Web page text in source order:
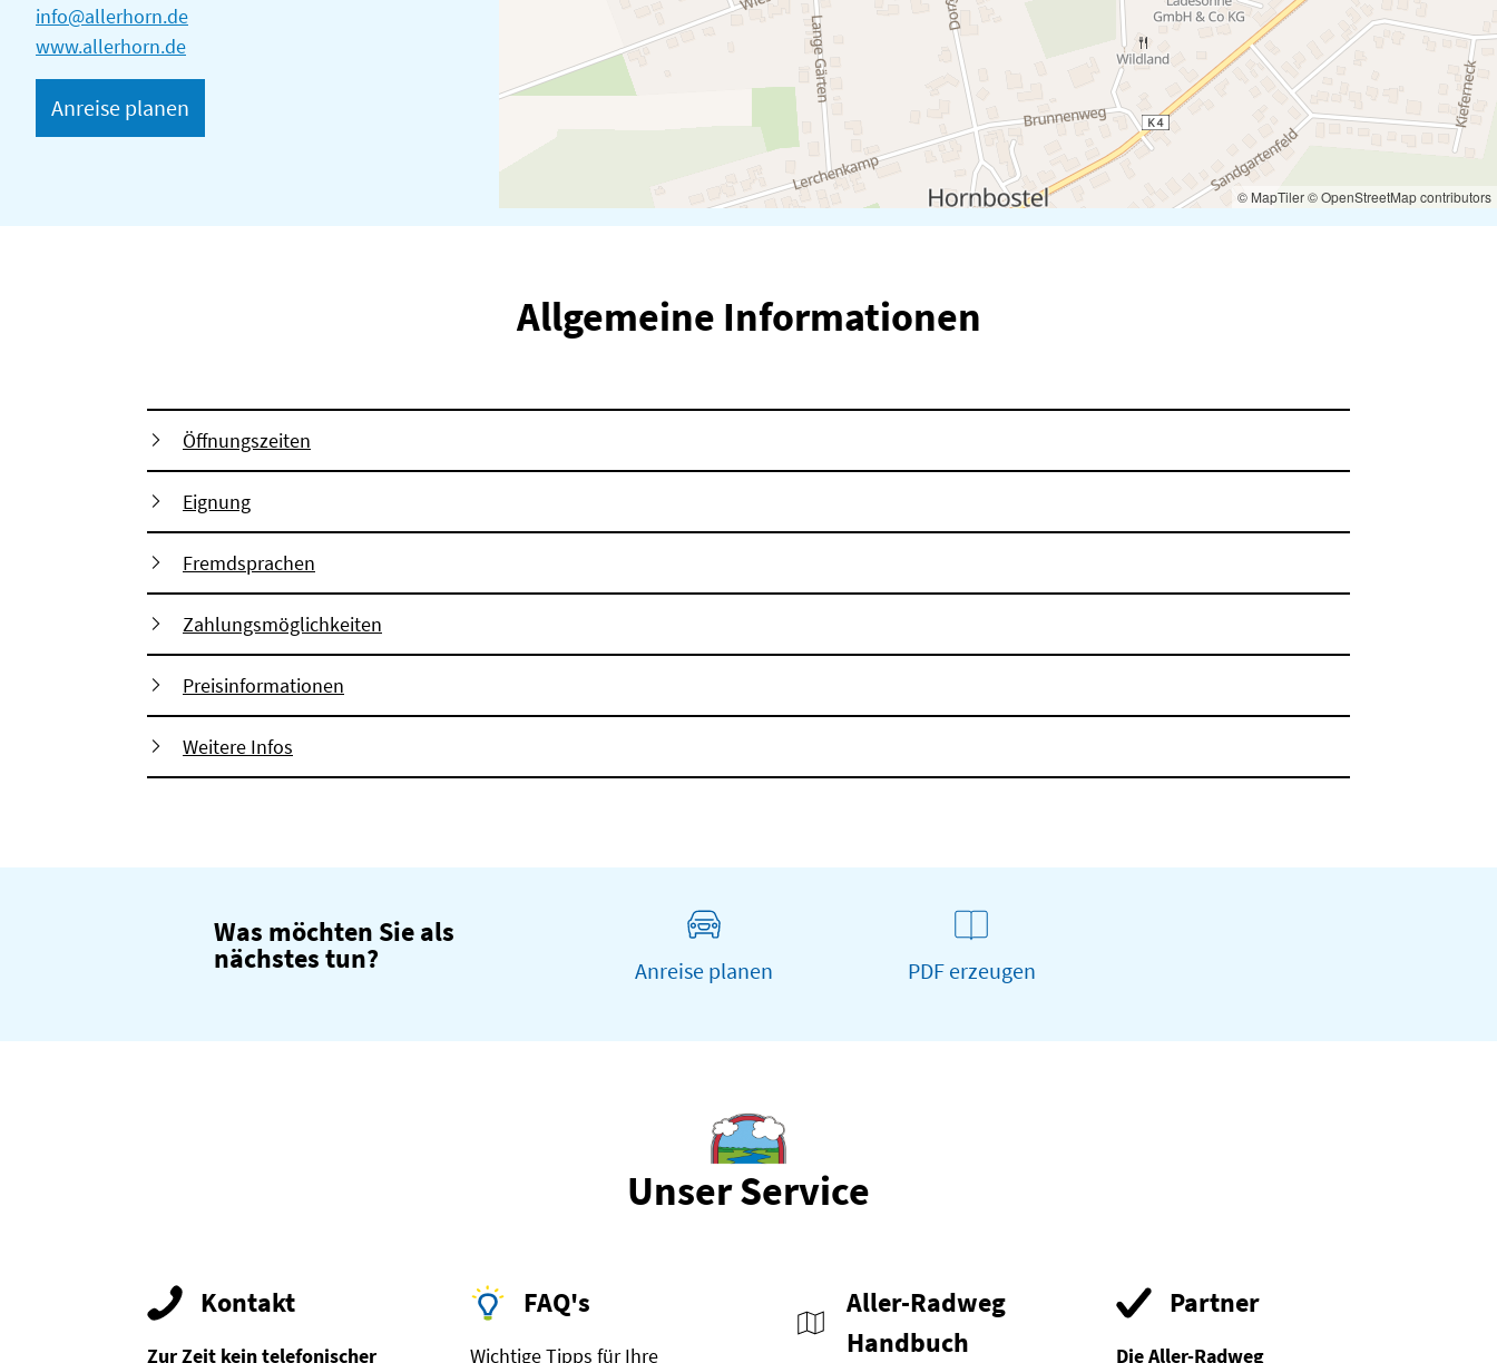
info@allerhorn.de
www.allerhorn.de
Anreise planen
© MapTiler© OpenStreetMap contributors
Allgemeine Informationen
Öffnungszeiten
Eignung
Fremdsprachen
Zahlungsmöglichkeiten
Preisinformationen
Weitere Infos
Was möchten Sie als
nächstes tun? Anreise planen PDF erzeugen
Unser Service
Kontakt
Zur Zeit kein telefonischer
FAQ's
Wichtige Tipps für Ihre
Aller-Radweg
Handbuch
Partner
Die Aller-Radweg